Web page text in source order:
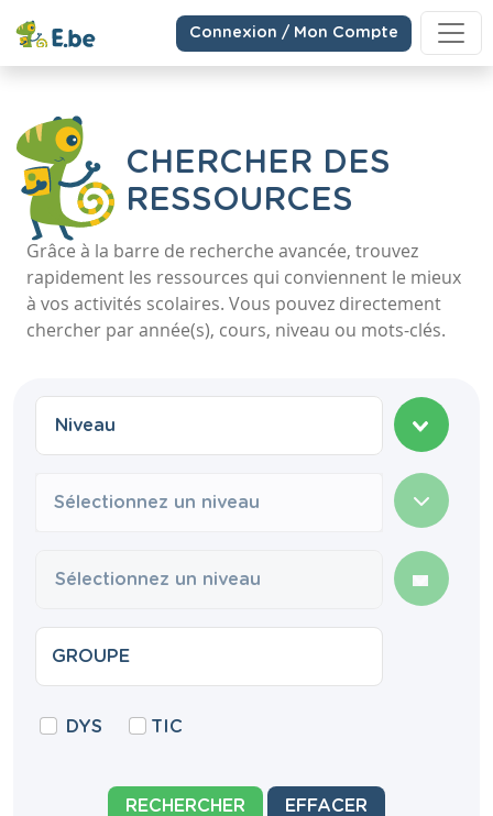
Connexion / Mon Compte
CHERCHER DES
RESSOURCES
Grâce à la barre de recherche avancée, trouvez
rapidement les ressources qui conviennent le mieux
à vos activités scolaires. Vous pouvez directement
chercher par année(s), cours, niveau ou mots-clés.
Sélectionnez un niveau
DYS TIC
RECHERCHER EFFACER